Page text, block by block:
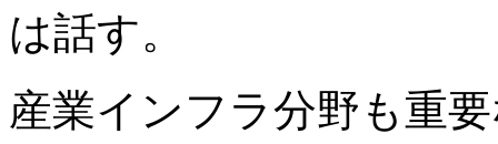
は話す。
産業インフラ分野も重